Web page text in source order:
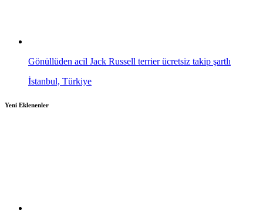
Gönüllüden acil Jack Russell terrier ücretsiz takip şartlı
İstanbul, Türkiye
Yeni Eklenenler